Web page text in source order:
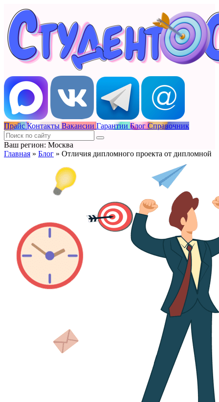
Прайс Контакты Вакансии Гарантии Блог Справочник
Ваш регион: Москва
Главная » Блог » Отличия дипломного проекта от дипломной